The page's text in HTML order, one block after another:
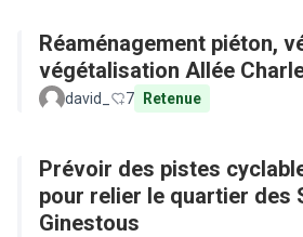
Réaménagement piéton,
végétalisation Allée
david_ 7 Retenue
Prévoir des pistes
pour relier le quartier des
Ginestous